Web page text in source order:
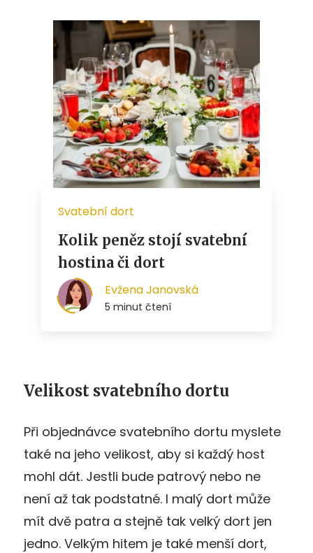
Velikost svatebního dortu
Při objednávce svatebního dortu myslete
také na jeho velikost, aby si každý host
mohl dát. Jestli bude patrový nebo ne
není až tak podstatné. I malý dort může
mít dvě patra a stejně tak velký dort jen
jedno. Velkým hitem je také menší dort,